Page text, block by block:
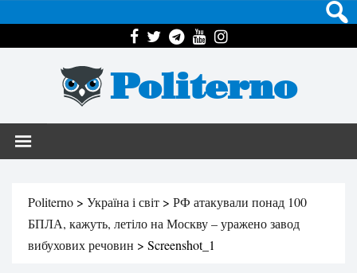
Politerno
Politerno > Україна і світ > РФ атакували понад 100
БПЛА, кажуть, летіло на Москву – уражено завод
вибухових речовин > Screenshot_1